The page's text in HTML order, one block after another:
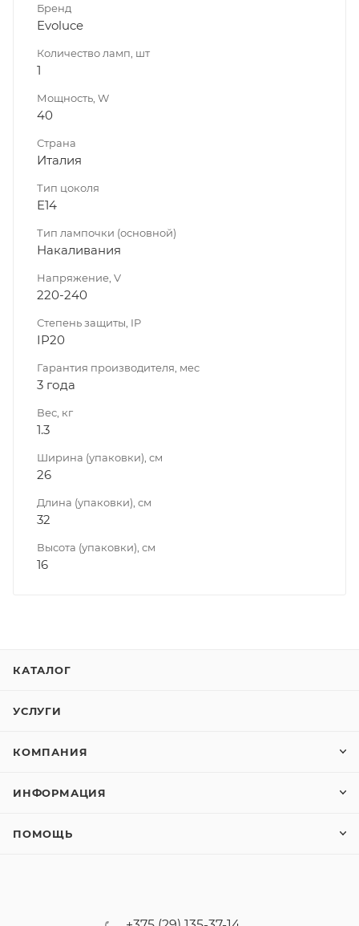
Бренд
Evoluce
Количество ламп, шт
1
Мощность, W
40
Страна
Италия
Тип цоколя
E14
Тип лампочки (основной)
Накаливания
Напряжение, V
220-240
Степень защиты, IP
IP20
Гарантия производителя, мес
3 года
Вес, кг
1.3
Ширина (упаковки), см
26
Длина (упаковки), см
32
Высота (упаковки), см
16
КАТАЛОГ
УСЛУГИ
КОМПАНИЯ
ИНФОРМАЦИЯ
ПОМОЩЬ